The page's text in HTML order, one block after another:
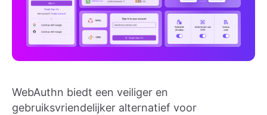
WebAuthn biedt een veiliger en
gebruiksvriendelijker alternatief voor